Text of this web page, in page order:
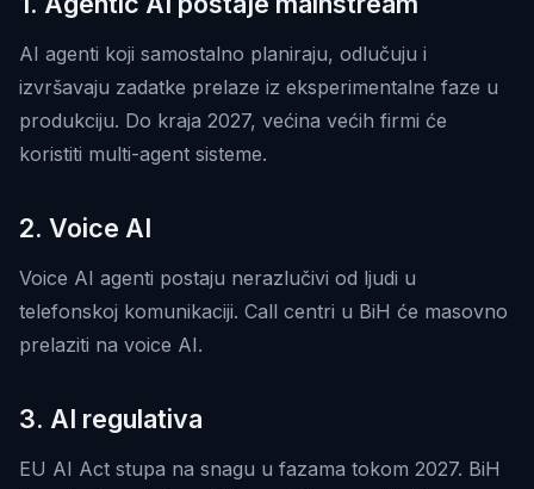
AI agenti koji samostalno planiraju, odlučuju i
izvršavaju zadatke prelaze iz eksperimentalne faze u
produkciju. Do kraja 2027, većina većih firmi će
koristiti multi-agent sisteme.
2. Voice AI
Voice AI agenti postaju nerazlučivi od ljudi u
telefonskoj komunikaciji. Call centri u BiH će masovno
prelaziti na voice AI.
3. AI regulativa
EU AI Act stupa na snagu u fazama tokom 2027. BiH